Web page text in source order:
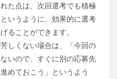
た点は、次回選考でも積極
いうように、効果的に選考
ることができます。
しくない場合は、「今回の
いので、すぐに別の応募先
めておこう」というよう